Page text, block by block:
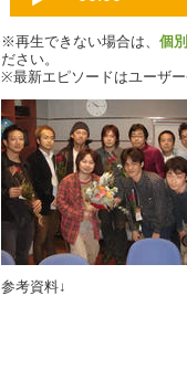
※再生できない場合は、 個
ださい。
※最新エピソードはユーザ
参考資料↓